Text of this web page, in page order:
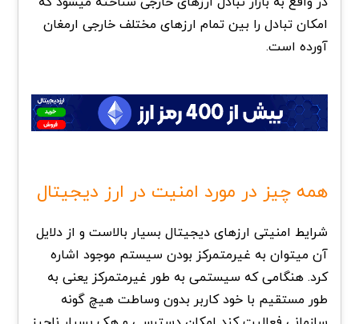
امکان تبادل را بین تمام ارزهای مختلف خارجی ارمغان
آورده است.
همه چیز در مورد امنیت در ارز دیجیتال
شرایط امنیتی ارزهای دیجیتال بسیار بالاست و از دلایل
آن میتوان به غیرمتمرکز بودن سیستم موجود اشاره
کرد. هنگامی که سیستمی به طور غیرمتمرکز یعنی به
طور مستقیم با خود کاربر بدون وساطت هیچ گونه